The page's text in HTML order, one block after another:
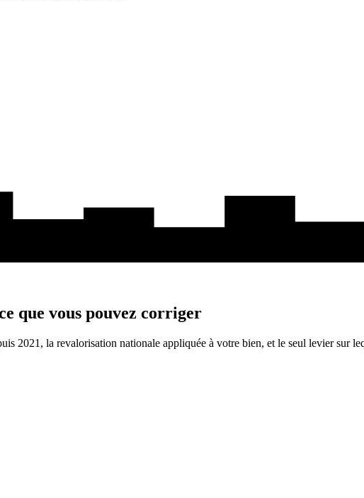
que vous pouvez corriger
2021, la revalorisation nationale appliquée à votre bien, et le seul levier sur